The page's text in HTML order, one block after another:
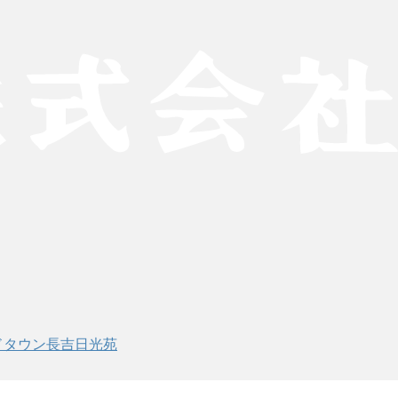
ウン長吉日光苑